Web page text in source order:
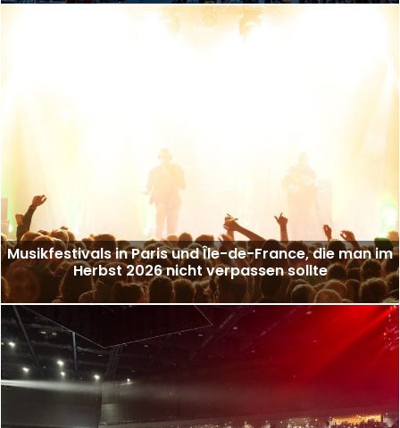
Musikfestivals in Paris und Île-de-France, die man im
Herbst 2026 nicht verpassen sollte